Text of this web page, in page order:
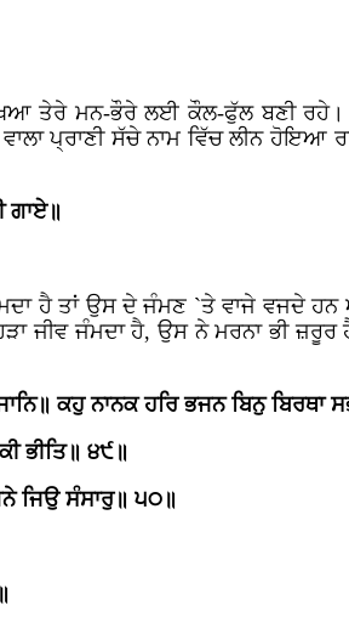
ਤੇਰੇ ਮਨ-ਭੌਰੇ ਲਈ ਕੌਲ-ਫੁੱਲ ਬਣੀ ਰਹੇ।
ਪ੍ਰਾਣੀ ਸੱਚੇ ਨਾਮ ਵਿੱਚ ਲੀਨ ਹੋਇਆ
ਗਾਏ॥
ਹੈ ਤਾਂ ਉਸ ਦੇ ਜੰਮਣ `ਤੇ ਵਾਜੇ ਵਜਦੇ
ਜੀਵ ਜੰਮਦਾ ਹੈ, ਉਸ ਨੇ ਮਰਨਾ ਭੀ
ਕਹੁ ਨਾਨਕ ਹਰਿ ਭਜਨ ਬਿਨੁ ਬਿਰਥਾ
ਭੀਤਿ॥ ੪੯॥
ਜਿਉ ਸੰਸਾਰੁ॥ ੫੦॥